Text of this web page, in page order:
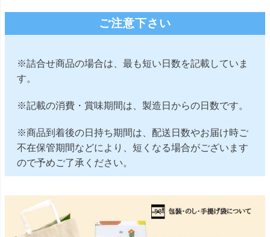
ご注意下さい
※詰合せ商品の場合は、最も短い日数を記載していま
す。
※記載の消費・賞味期間は、製造日からの日数です。
※商品到着後の日持ち期間は、配送日数やお届け時ご
不在保管期間などにより、短くなる場合がございます
ので予めご了承ください。